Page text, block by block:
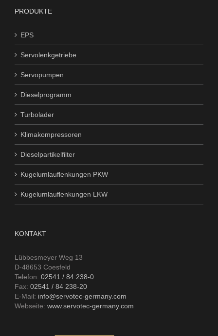
PRODUKTE
EPS
Servolenkgetriebe
Servopumpen
Dieselprogramm
Turbolader
Klimakompressoren
Dieselpartikelfilter
Kugelumlauflenkungen PKW
Kugelumlauflenkungen LKW
KONTAKT
Lübbesmeyer Weg 13
D-48653 Coesfeld
Telefon: 02541 / 84 238-0
Fax: 02541 / 84 238-20
E-Mail: info@servotec-germany.com
Webseite: www.servotec-germany.com